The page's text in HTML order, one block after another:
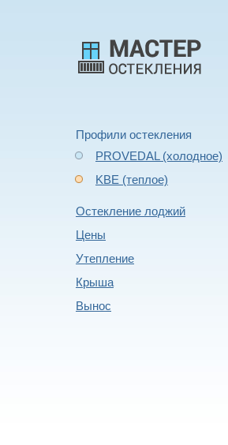
Профили остекления
PROVEDAL (холодное)
KBE (теплое)
Остекление лоджий
Цены
Утепление
Крыша
Вынос